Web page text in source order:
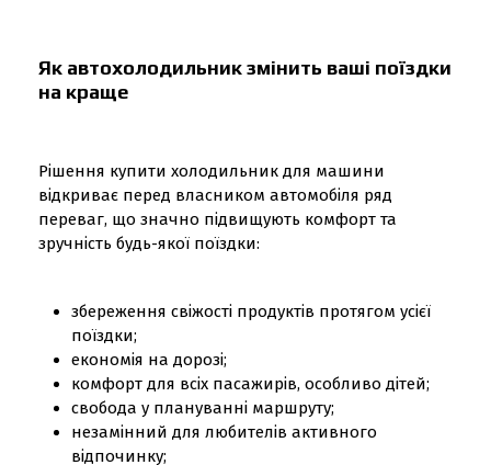
Як автохолодильник змінить ваші поїздки
на краще
Рішення купити холодильник для машини
відкриває перед власником автомобіля ряд
переваг, що значно підвищують комфорт та
зручність будь-якої поїздки:
збереження свіжості продуктів протягом усієї
поїздки;
економія на дорозі;
комфорт для всіх пасажирів, особливо дітей;
свобода у плануванні маршруту;
незамінний для любителів активного
відпочинку;